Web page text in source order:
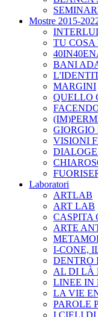
Mostre 2015-
TU COSA
BANI
MARGINI
QUELLO
GIORGIO
VISIONI
Laboratori
ARTLAB
ART LAB
CASPITA
ARTE
I-CONE,
DENTRO
AL DI LÀ
LINEE IN
LA VIE
PAROLE
I CIELI